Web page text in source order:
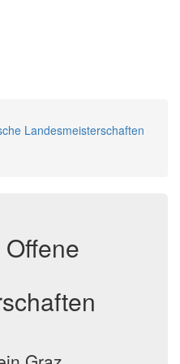
Landesmeisterschaften